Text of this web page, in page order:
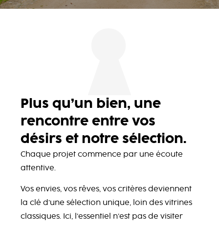
Plus qu’un bien, une
rencontre entre vos
désirs et notre sélection.
Chaque projet commence par une écoute
attentive.
Vos envies, vos rêves, vos critères deviennent
la clé d’une sélection unique, loin des vitrines
classiques. Ici, l’essentiel n’est pas de visiter